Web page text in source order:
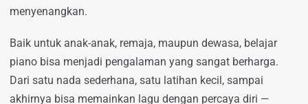
menyenangkan.
Baik untuk anak-anak, remaja, maupun dewasa, belajar
piano bisa menjadi pengalaman yang sangat berharga.
Dari satu nada sederhana, satu latihan kecil, sampai
akhirnya bisa memainkan lagu dengan percaya diri —